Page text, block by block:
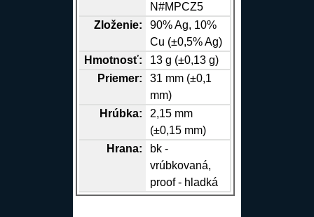
N#MPCZ5
Zloženie:
90%Ag, 10%
Cu (±0,5%Ag)
Hmotnosť:
13 g (±0,13 g)
Priemer:
31 mm (±0,1
mm)
Hrúbka:
2,15 mm
(±0,15 mm)
Hrana:
bk -
vrúbkovaná,
proof - hladká